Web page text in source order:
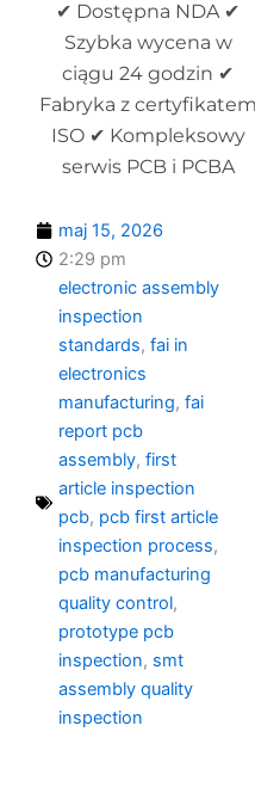
✔ Dostępna NDA ✔
Szybka wycena w
ciągu 24 godzin ✔
Fabryka z certyfikatem
ISO ✔ Kompleksowy
serwis PCB i PCBA
maj 15, 2026
2:29 pm
electronic assembly
inspection
standards, fai in
electronics
manufacturing, fai
report pcb
assembly, first
article inspection
pcb, pcb first article
inspection process,
pcb manufacturing
quality control,
prototype pcb
inspection, smt
assembly quality
inspection